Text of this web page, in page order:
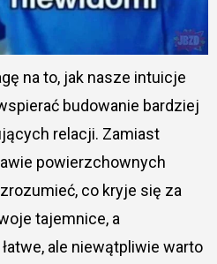
na to, jak nasze intuicje
budowanie bardziej
relacji. Zamiast
powierzchownych
co kryje się za
tajemnice, a
ale niewątpliwie warto